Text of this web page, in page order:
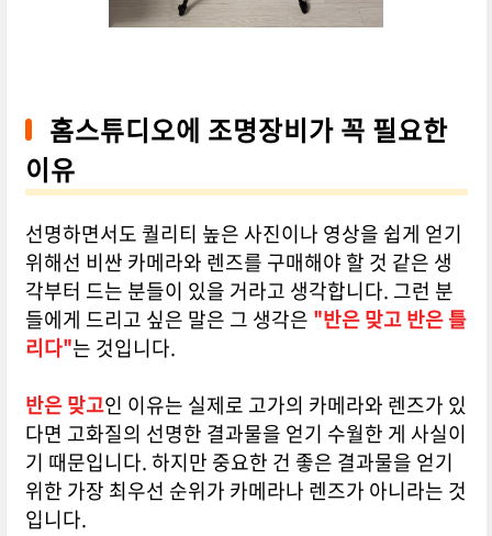
홈스튜디오에 조명장비가 꼭 필요한
이유
선명하면서도 퀄리티 높은 사진이나 영상을 쉽게 얻기
위해선 비싼 카메라와 렌즈를 구매해야 할 것 같은 생
각부터 드는 분들이 있을 거라고 생각합니다. 그런 분
들에게 드리고 싶은 말은 그 생각은 "반은 맞고 반은 틀
리다"는 것입니다.
반은 맞고인 이유는 실제로 고가의 카메라와 렌즈가 있
다면 고화질의 선명한 결과물을 얻기 수월한 게 사실이
기 때문입니다. 하지만 중요한 건 좋은 결과물을 얻기
위한 가장 최우선 순위가 카메라나 렌즈가 아니라는 것
입니다.